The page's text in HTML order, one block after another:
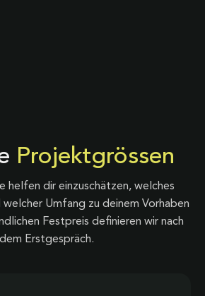
Projektgrössen
helfen dir einzuschätzen, welches
Umfang zu deinem Vorhaben
Festpreis definieren wir nach
dem Erstgespräch.